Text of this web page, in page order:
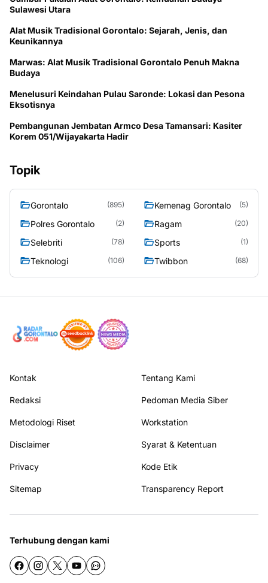
Sulawesi Utara
Alat Musik Tradisional Gorontalo: Sejarah, Jenis, dan
Keunikannya
Marwas: Alat Musik Tradisional Gorontalo Penuh Makna
Budaya
Menelusuri Keindahan Pulau Saronde: Lokasi dan Pesona
Eksotisnya
Pembangunan Jembatan Armco Desa Tamansari: Kasiter
Korem 051/Wijayakarta Hadir
Topik
Gorontalo (895) Kemenag Gorontalo (5)
Polres Gorontalo (2) Ragam (20)
Selebriti (78) Sports (1)
Teknologi (106) Twibbon (68)
Kontak Tentang Kami
Redaksi Pedoman Media Siber
Metodologi Riset Workstation
Disclaimer Syarat & Ketentuan
Privacy Kode Etik
Sitemap Transparency Report
Terhubung dengan kami